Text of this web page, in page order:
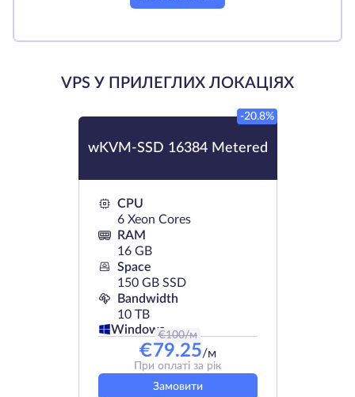
VPS У ПРИЛЕГЛИХ ЛОКАЦІЯХ
wKVM-SSD 16384 Metered
-20.8%
CPU
6 Xeon Cores
RAM
16 GB
Space
150 GB SSD
Bandwidth
10 TB
Windows
€100/м
€79.25/м
При оплаті за рік
Замовити